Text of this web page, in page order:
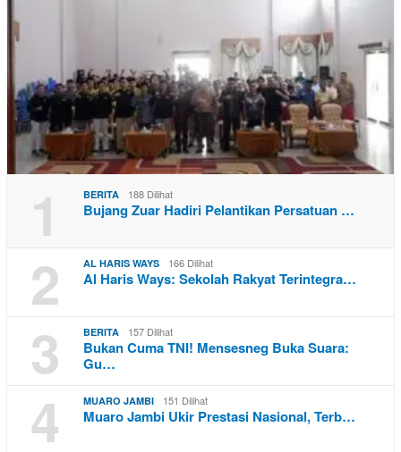
1 BERITA 188 Dilihat
Bujang Zuar Hadiri Pelantikan Persatuan …
2 AL HARIS WAYS 166 Dilihat
Al Haris Ways: Sekolah Rakyat Terintegra…
3 BERITA 157 Dilihat
Bukan Cuma TNI! Mensesneg Buka Suara:
Gu…
4 MUARO JAMBI 151 Dilihat
Muaro Jambi Ukir Prestasi Nasional, Terb…